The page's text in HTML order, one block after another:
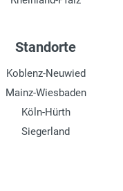
Standorte
Koblenz-Neuwied
Mainz-Wiesbaden
Köln-Hürth
Siegerland